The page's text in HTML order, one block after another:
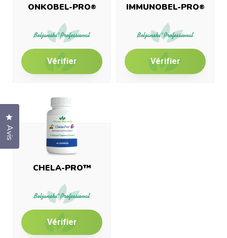
ONKOBEL-PRO®
Vérifier
IMMUNOBEL-PRO®
Vérifier
CHELA-PRO™
Vérifier
Avis
Cliquez pour ouvrir la fenêtre des avis